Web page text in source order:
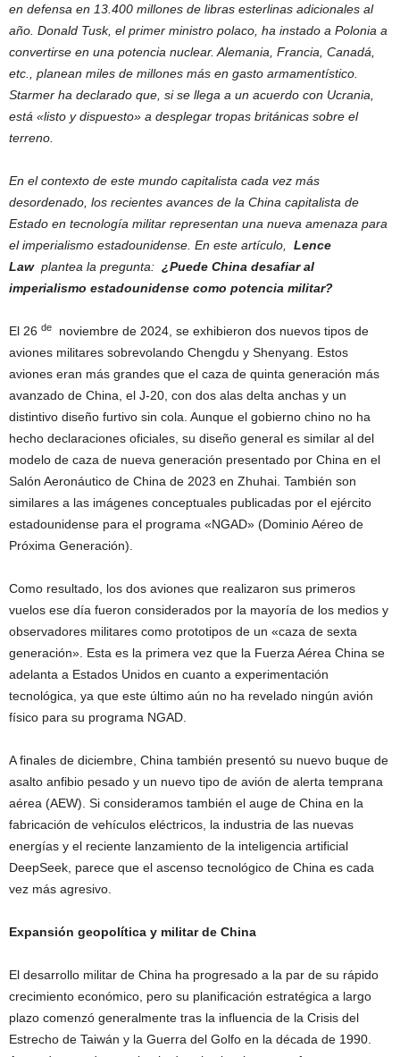
en defensa en 13.400 millones de libras esterlinas adicionales al
año. Donald Tusk, el primer ministro polaco, ha instado a Polonia a
convertirse en una potencia nuclear. Alemania, Francia, Canadá,
etc., planean miles de millones más en gasto armamentístico.
Starmer ha declarado que, si se llega a un acuerdo con Ucrania,
está «listo y dispuesto» a desplegar tropas británicas sobre el
terreno.
En el contexto de este mundo capitalista cada vez más
desordenado, los recientes avances de la China capitalista de
Estado en tecnología militar representan una nueva amenaza para
el imperialismo estadounidense. En este artículo, Lence
Law plantea la pregunta: ¿Puede China desafiar al
imperialismo estadounidense como potencia militar?
El 26 de
noviembre de 2024, se exhibieron dos nuevos tipos de
aviones militares sobrevolando Chengdu y Shenyang. Estos
aviones eran más grandes que el caza de quinta generación más
avanzado de China, el J-20, con dos alas delta anchas y un
distintivo diseño furtivo sin cola. Aunque el gobierno chino no ha
hecho declaraciones oficiales, su diseño general es similar al del
modelo de caza de nueva generación presentado por China en el
Salón Aeronáutico de China de 2023 en Zhuhai. También son
similares a las imágenes conceptuales publicadas por el ejército
estadounidense para el programa «NGAD» (Dominio Aéreo de
Próxima Generación).
Como resultado, los dos aviones que realizaron sus primeros
vuelos ese día fueron considerados por la mayoría de los medios y
observadores militares como prototipos de un «caza de sexta
generación». Esta es la primera vez que la Fuerza Aérea China se
adelanta a Estados Unidos en cuanto a experimentación
tecnológica, ya que este último aún no ha revelado ningún avión
físico para su programa NGAD.
A finales de diciembre, China también presentó su nuevo buque de
asalto anfibio pesado y un nuevo tipo de avión de alerta temprana
aérea (AEW). Si consideramos también el auge de China en la
fabricación de vehículos eléctricos, la industria de las nuevas
energías y el reciente lanzamiento de la inteligencia artificial
DeepSeek, parece que el ascenso tecnológico de China es cada
vez más agresivo.
Expansión geopolítica y militar de China
El desarrollo militar de China ha progresado a la par de su rápido
crecimiento económico, pero su planificación estratégica a largo
plazo comenzó generalmente tras la influencia de la Crisis del
Estrecho de Taiwán y la Guerra del Golfo en la década de 1990.